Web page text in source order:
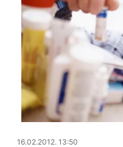
16.02.2012. 14:20
16.02.2012. 13:50